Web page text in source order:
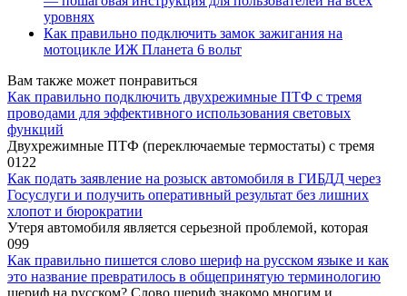
уровнях
Как правильно подключить замок зажигания на
мотоцикле ИЖ Планета 6 вольт
Вам также может понравиться
Как правильно подключить двухрежимные ПТФ с тремя
проводами для эффективного использования световых
функций
Двухрежимные ПТФ (переключаемые термостаты) с тремя
0122
Как подать заявление на розыск автомобиля в ГИБДД через
Госуслуги и получить оперативный результат без лишних
хлопот и бюрократии
Утеря автомобиля является серьезной проблемой, которая
099
Как правильно пишется слово шериф на русском языке и как
это название превратилось в общепринятую терминологию
шериф на русском? Слово шериф знакомо многим и